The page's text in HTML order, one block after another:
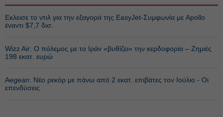
Εκλεισε το ντιλ για την εξαγορά της EasyJet-Συμφωνία με Apollo
έναντι $7,7 δισ.
Wizz Air: Ο πόλεμος με το Ιράν «βυθίζει» την κερδοφορία – Ζημιές
198 εκατ. ευρώ
Aegean: Νέο ρεκόρ με πάνω από 2 εκατ. επιβάτες τον Ιούλιο - Οι
επενδύσεις